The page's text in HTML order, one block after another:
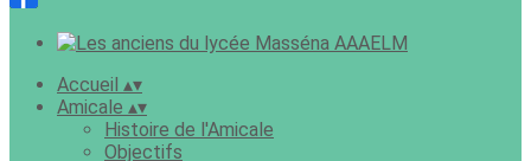
Accueil ▴▾
Amicale ▴▾
Histoire de l'Amicale
Objectifs